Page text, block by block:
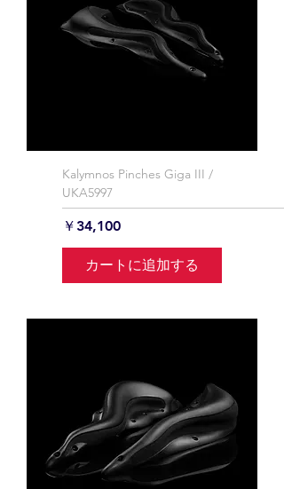
Kalymnos Pinches Giga III /
UKA5997
価格
￥34,100
カートに追加する